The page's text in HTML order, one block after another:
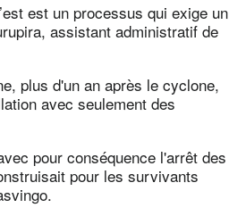
est un processus qui exige un
assistant administratif de
plus d'un an après le cyclone,
avec seulement des
pour conséquence l'arrêt des
pour les survivants